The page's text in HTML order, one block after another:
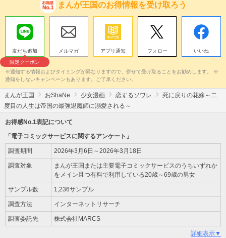
まんが王国のお得情報を受け取ろう
友だち追加
限定クーポン
メルマガ アプリ通知 フォロー いいね
※通知する情報およびタイミングが異なりますので、併せて受け取ることをお勧めします。 ※
通知をしないキャンペーンもあります。ご了承ください。
まんが王国 おShaNe 少女漫画 恋するソワレ
死に戻りの花嫁～二
度目の人生は帝国の最強退魔師に溺愛される～
お得感No.1表記について
「電子コミックサービスに関するアンケート」
調査期間 2026年3月6日～2026年3月18日
調査対象
まんが王国または主要電子コミックサービスのうちいずれか
をメイン且つ有料で利用している20歳～69歳の男女
サンプル数 1,236サンプル
調査方法 インターネットリサーチ
調査委託先 株式会社MARCS
詳細表示▼